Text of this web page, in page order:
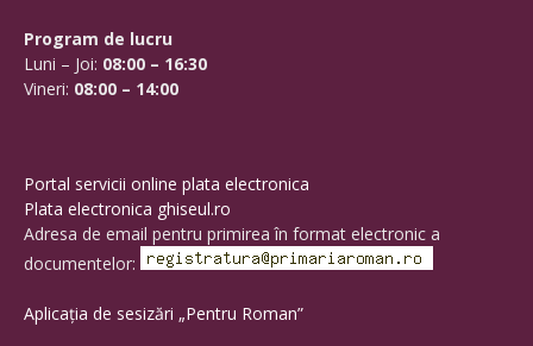
Program de lucru
Luni – Joi: 08:00 – 16:30
Vineri: 08:00 – 14:00
Portal servicii online plata electronica
Plata electronica ghiseul.ro
Adresa de email pentru primirea în format electronic a
documentelor:
Aplicația de sesizări „Pentru Roman”